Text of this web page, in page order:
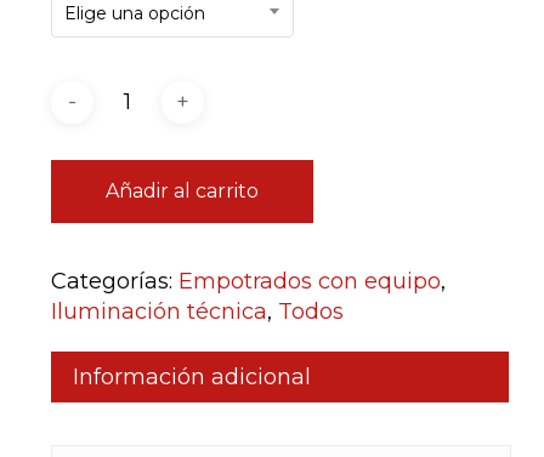
Elige una opción
Añadir al carrito
Categorías: Empotrados con equipo,
Iluminación técnica, Todos
Información adicional